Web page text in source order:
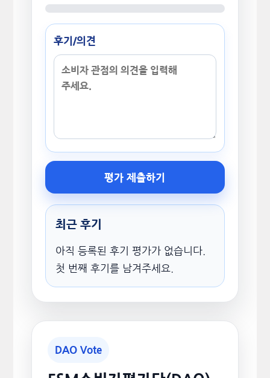
후기/의견
평가 제출하기
최근 후기
아직 등록된 후기 평가가 없습니다.
첫 번째 후기를 남겨주세요.
DAO Vote